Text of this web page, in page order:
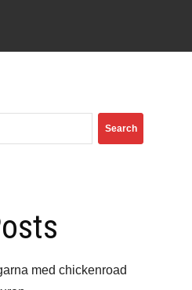
Search
med chickenroad